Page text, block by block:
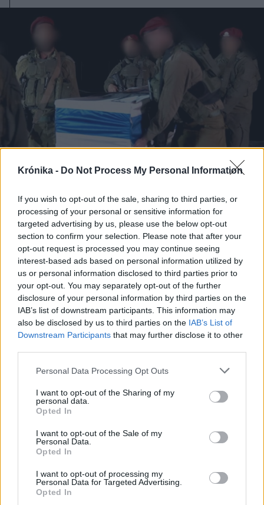
Krónika - Do Not Process My Personal Information
If you wish to opt-out of the sale, sharing to third parties, or
processing of your personal or sensitive information for
targeted advertising by us, please use the below opt-out
section to confirm your selection. Please note that after your
opt-out request is processed you may continue seeing
interest-based ads based on personal information utilized by
us or personal information disclosed to third parties prior to
your opt-out. You may separately opt-out of the further
disclosure of your personal information by third parties on the
IAB’s list of downstream participants. This information may
also be disclosed by us to third parties on the IAB’s List of
Downstream Participants that may further disclose it to other
Personal Data Processing Opt Outs
I want to opt-out of the Sharing of my
personal data.
Opted In
I want to opt-out of the Sale of my
Personal Data.
Opted In
I want to opt-out of processing my
Personal Data for Targeted Advertising.
Opted In
2025. október 28., kedd
A Hamász újabb izraeli túsz
holttestére bukkant rá
2025. október 23., csütörtök